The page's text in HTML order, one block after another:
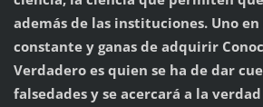
además de las instituciones. Uno
constante y ganas de adquirir
Verdadero es quien se ha de dar
falsedades y se acercará a la